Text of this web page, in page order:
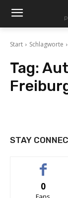
Start Schlagworte
Tag:
STAY
0